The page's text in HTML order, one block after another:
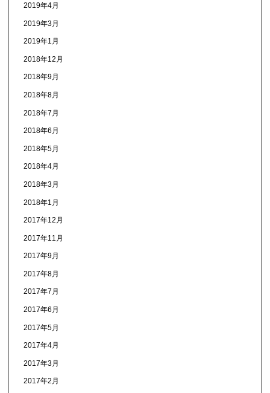
2019年4月
2019年3月
2019年1月
2018年12月
2018年9月
2018年8月
2018年7月
2018年6月
2018年5月
2018年4月
2018年3月
2018年1月
2017年12月
2017年11月
2017年9月
2017年8月
2017年7月
2017年6月
2017年5月
2017年4月
2017年3月
2017年2月